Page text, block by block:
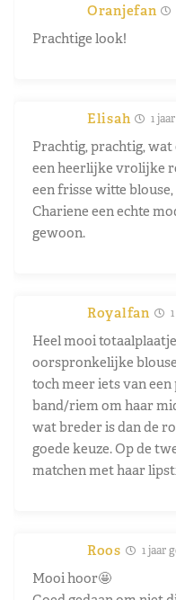
Oranjefan
Prachtige look!
Elisah 1
Prachtig, prachtig,
een heerlijke vrolijke
een frisse witte
Chariene een echte
gewoon.
Royalfan
Heel mooi
oorspronkelijke
toch meer iets van
band/riem om haar
wat breder is dan de
goede keuze. Op de
matchen met haar
Roos 1 jaar
Mooi hoor🤩